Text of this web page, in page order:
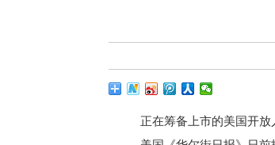
正在筹备上市的美国开放人